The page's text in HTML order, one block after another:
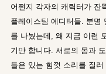
어쩐지 각자의 캐릭터가 잔
플레이스팀 에디터들. 분명
를 나눴는데, 왜 지금 이런
기만 합니다. 서로의 몸과
들은 있는 힘껏 소리를 질